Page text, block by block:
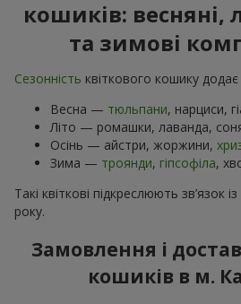
кошиків: весняні,
та зимові
Сезонність квіткового кошику додає
Весна — тюльпани, нарциси,
Літо — ромашки, лаванда,
Осінь — айстри, жоржини,
Зима — троянди, гіпсофіла,
Такі квіткові підкреслюють зв’язок
року.
Замовлення і
кошиків в м.